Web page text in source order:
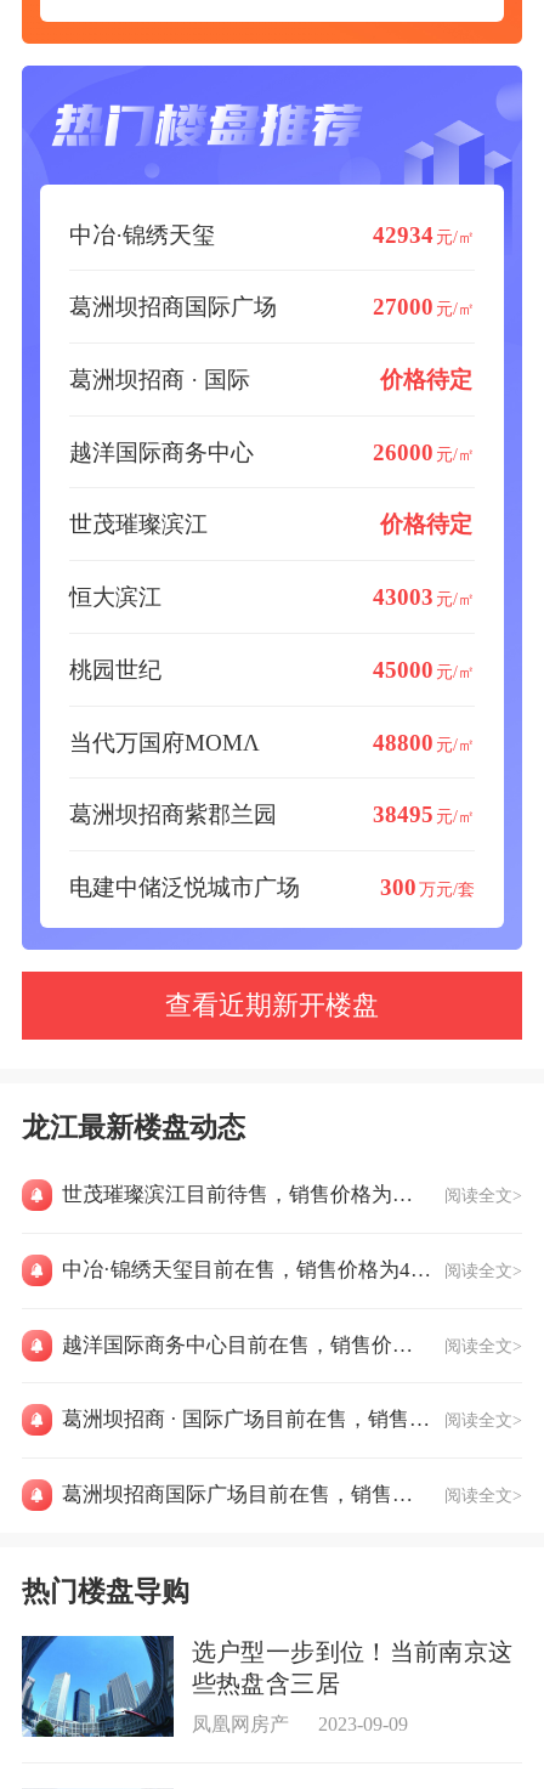
中冶·锦绣天玺 42934 元/㎡
葛洲坝招商国际广场 27000 元/㎡
葛洲坝招商 · 国际 价格待定
越洋国际商务中心 26000 元/㎡
世茂璀璨滨江 价格待定
恒大滨江 43003 元/㎡
桃园世纪 45000 元/㎡
当代万国府ΜΟΜΛ 48800 元/㎡
葛洲坝招商紫郡兰园 38495 元/㎡
电建中储泛悦城市广场 300万元/套
查看近期新开楼盘
龙江最新楼盘动态
世茂璀璨滨江目前待售，销售价格为价格待定 阅读全文>
中冶·锦绣天玺目前在售，销售价格为42934元/㎡ 阅读全文>
越洋国际商务中心目前在售，销售价格为26000元/㎡ 阅读全文>
葛洲坝招商 · 国际广场目前在售，销售价格为价格待定 阅读全文>
葛洲坝招商国际广场目前在售，销售价格为27000元/㎡ 阅读全文>
热门楼盘导购
选户型一步到位！当前南京这
些热盘含三居
凤凰网房产 2023-09-09